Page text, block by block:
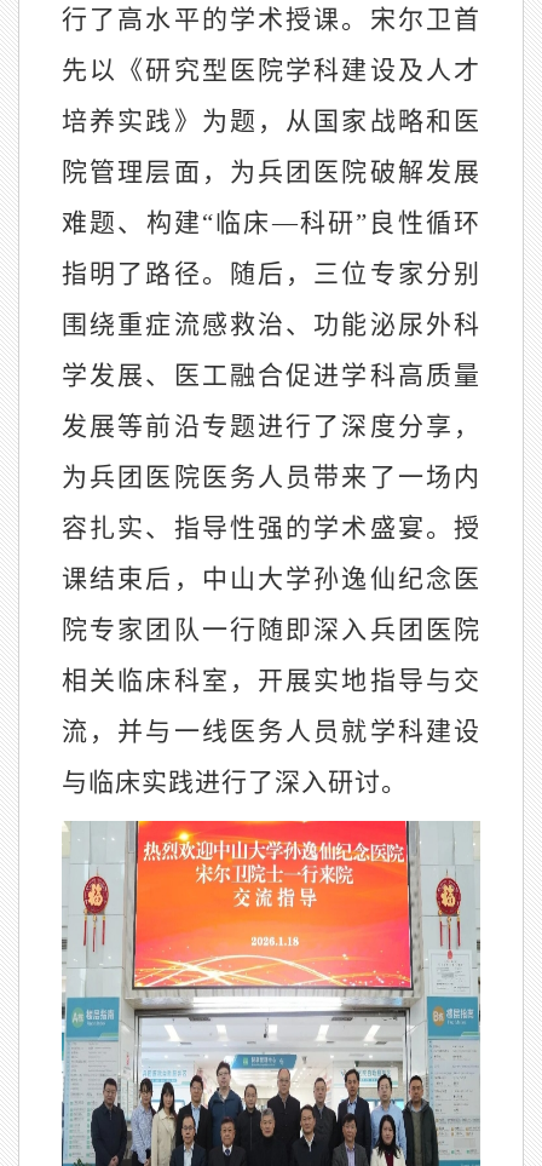
行了高水平的学术授课。宋尔卫首
先以《研究型医院学科建设及人才
培养实践》为题，从国家战略和医
院管理层面，为兵团医院破解发展
难题、构建“临床—科研”良性循环
指明了路径。随后，三位专家分别
围绕重症流感救治、功能泌尿外科
学发展、医工融合促进学科高质量
发展等前沿专题进行了深度分享，
为兵团医院医务人员带来了一场内
容扎实、指导性强的学术盛宴。授
课结束后，中山大学孙逸仙纪念医
院专家团队一行随即深入兵团医院
相关临床科室，开展实地指导与交
流，并与一线医务人员就学科建设
与临床实践进行了深入研讨。